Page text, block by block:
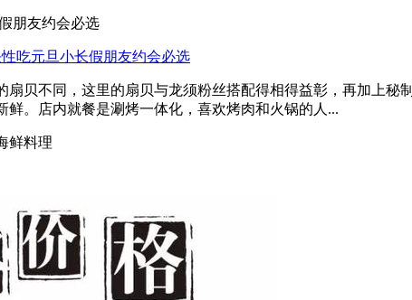
朋友约会必选
贝不同，这里的扇贝与龙须粉丝搭配得相得益彰，再加上
。店内就餐是涮烤一体化，喜欢烤肉和火锅的人...
鲜料理